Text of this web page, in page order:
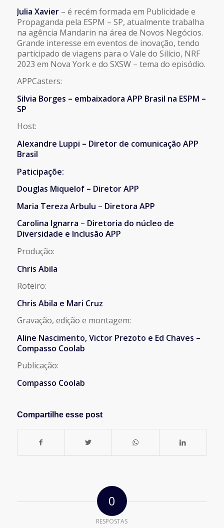
Julia Xavier– é recém formada em Publicidade e
Propaganda pela ESPM – SP, atualmente trabalha
na agência Mandarin na área de Novos Negócios.
Grande interesse em eventos de inovação, tendo
participado de viagens para o Vale do Silício, NRF
2023 em Nova York e do SXSW – tema do episódio.
APPCasters:
Silvia Borges – embaixadora APP Brasil na ESPM –
SP
Host:
Alexandre Luppi – Diretor de comunicação APP
Brasil
Paticipaçõe:
Douglas Miquelof – Diretor APP
Maria Tereza Arbulu – Diretora APP
Carolina Ignarra – Diretoria do núcleo de
Diversidade e Inclusão APP
Produção:
Chris Abila
Roteiro:
Chris Abila e Mari Cruz
Gravação, edição e montagem:
Aline Nascimento, Victor Prezoto e Ed Chaves –
Compasso Coolab
Publicação:
Compasso Coolab
Compartilhe esse post
0
RESPOSTAS